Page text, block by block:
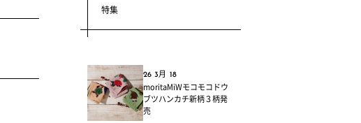
特集
26 3月 18
moritaMiWモコモコドウ
ブツハンカチ新柄３柄発
売